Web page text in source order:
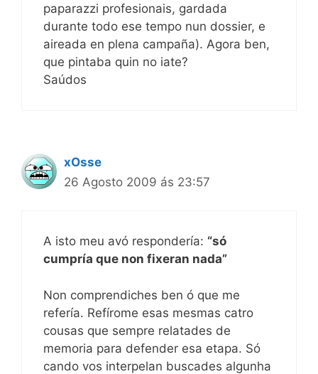
paparazzi profesionais, gardada
durante todo ese tempo nun dossier, e
aireada en plena campaña). Agora ben,
que pintaba quin no iate?
Saúdos
xOsse
26 Agosto 2009 ás 23:57
A isto meu avó respondería: “só
cumpría que non fixeran nada”
Non comprendiches ben ó que me
refería. Refírome esas mesmas catro
cousas que sempre relatades de
memoria para defender esa etapa. Só
cando vos interpelan buscades algunha